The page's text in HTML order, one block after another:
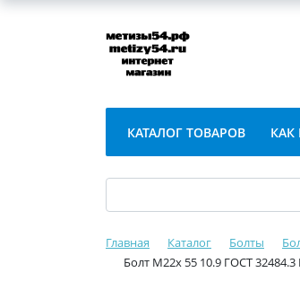
КАТАЛОГ ТОВАРОВ КАК
Главная Каталог Болты
Болт М22х 55 10.9 ГОСТ